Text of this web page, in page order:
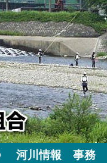
河川情報 事務